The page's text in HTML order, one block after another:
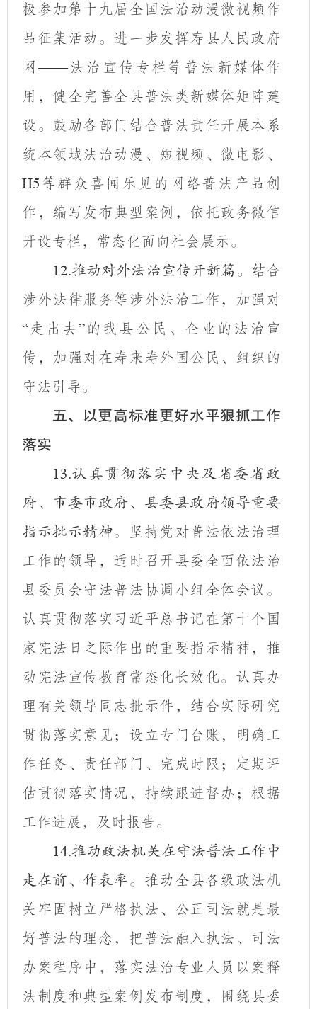
极参加第十九届全国法治动漫微视频作
品征集活动。进一步发挥寿县人民政府
网——法治宣传专栏等普法新媒体作
用，健全完善全县普法类新媒体矩阵建
设。鼓励各部门结合普法责任开展本系
统本领域法治动漫、短视频、微电影、
H5 等群众喜闻乐见的网络普法产品创
作，编写发布典型案例，依托政务微信
开设专栏，常态化面向社会展示。
12.推动对外法治宣传开新篇。 结合
涉外法律服务等涉外法治工作，加强对
“走出去” 的我县公民、企业的法治宣
传，加强对在寿来寿外国公民、组织的
守法引导。
五、以更高标准更好水平狠抓工作
落实
13.认真贯彻落实中央及省委省政
府、市委市政府、县委县政府领导重要
指示批示精神。
坚持党对普法依法治理
工作的领导，适时召开县委全面依法治
县委员会守法普法协调小组全体会议。
认真贯彻落实习近平总书记在第十个国
家宪法日之际作出的重要指示精神，推
动宪法宣传教育常态化长效化。认真办
理有关领导同志批示件，结合实际研究
贯彻落实意见；设立专门台账，明确工
作任务、责任部门、完成时限；定期评
估贯彻落实情况，持续跟进督办；根据
工作进展，及时报告。
14.推动政法机关在守法普法工作中
走在前、作表率。 推动全县各级政法机
关牢固树立严格执法、公正司法就是最
好普法的理念，把普法融入执法、司法
办案程序中，落实法治专业人员以案释
法制度和典型案例发布制度，围绕县委